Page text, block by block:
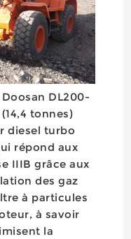
DL200-
tonnes)
diesel turbo
répond aux
IIIB grâce aux
des gaz
à particules
à savoir
la